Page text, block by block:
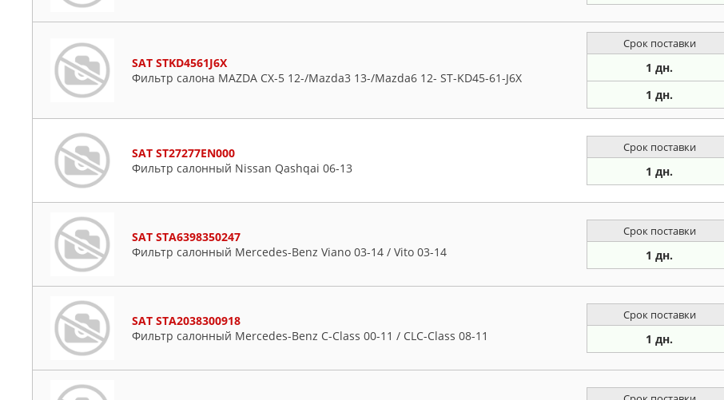
SAT STKD4561J6X
Фильтр салона MAZDA CX-5 12-/Mazda3 13-/Mazda6 12- ST-KD45-61-J6X
Срок поставки
1 дн.
1 дн.
SAT ST27277EN000
Фильтр салонный Nissan Qashqai 06-13
Срок поставки
1 дн.
SAT STA6398350247
Фильтр салонный Mercedes-Benz Viano 03-14 / Vito 03-14
Срок поставки
1 дн.
SAT STA2038300918
Фильтр салонный Mercedes-Benz C-Class 00-11 / CLC-Class 08-11
Срок поставки
1 дн.